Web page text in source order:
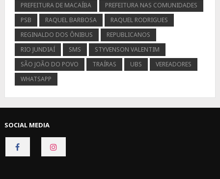
PREFEITURA DE MACAÍBA
PREFEITURA NAS COMUNIDADES
PSB
RAQUEL BARBOSA
RAQUEL RODRIGUES
REGINALDO DOS ÔNIBUS
REPUBLICANOS
RIO JUNDIAÍ
SMS
STYVENSON VALENTIM
SÃO JOÃO DO POVO
TRAÍRAS UBS
VEREADORES
WHATSAPP
SOCIAL MEDIA
CONNECT
ON